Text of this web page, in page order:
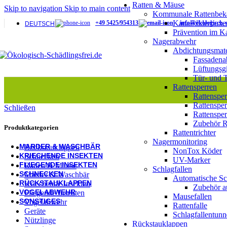
Skip to navigation Skip to main content
DEUTSCH +49 5425/954313 info@ökologisch-
Ratten & Mäuse
Kommunale
Prävention im
Nagerabwehr
Tür- und
Rattensperren
Zubehör
Rattentrichter
Nagermonitoring
NonTox Köder
UV-Marker
Schlagfallen
Automatische
Zubehör
Mausefallen
Rattenfalle
Rückstauklappen
Rattentrichter
Gebäudeabdichtung
Tür- & Tordichtungen
Schlagfallentunnel
KOMMUNALE NAGERBEKÄMPFUNG​
NonTox Köder
MARDER & WASCHBÄR
KRIECHENDE INSEKTEN
FLIEGENDE INSEKTEN
SCHNECKEN
RÜCKSTAUKLAPPEN
VOGELABWEHR
SONSTIGES
Schließen
Produktkategorien
Rückstauklappen
Schnecken
Ratten & Mäuse
Marder & Waschbär
Kriechende Insekten
Fliegende Insekten
Vogelabwehr
Geräte
Nützlinge